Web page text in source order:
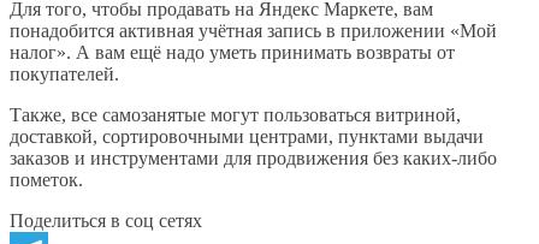
Для того, чтобы продавать на Яндекс Маркете, вам
понадобится активная учётная запись в приложении «Мой
налог». А вам ещё надо уметь принимать возвраты от
покупателей.
Также, все самозанятые могут пользоваться витриной,
доставкой, сортировочными центрами, пунктами выдачи
заказов и инструментами для продвижения без каких-либо
пометок.
Поделиться в соц сетях